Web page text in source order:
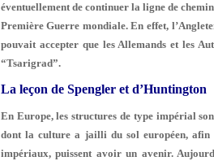
éventuellement de con­tinuer la ligne de
Première Guerre mondiale. En effet,
pouvait accepter que les Allemands et les
“Tsarigrad”.
La leçon de Spengler et d’Huntington
En Europe, les structures de type impérial
dont la culture a jailli du sol européen, afin
impériaux, puissent avoir un avenir.